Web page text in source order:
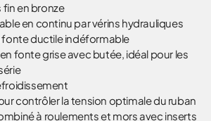
fin en bronze
en continu par vérins hydrauliques
fonte ductile indéformable
fonte grise avec butée, idéal pour les
contrôler la tension optimale du ruban
à roulements et mors avec inserts